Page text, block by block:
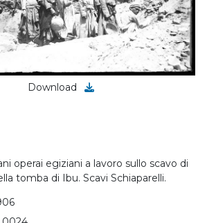
Download
operai egiziani a lavoro sullo scavo di
tomba di Ibu. Scavi Schiaparelli.